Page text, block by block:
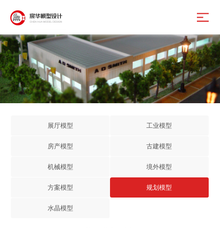
展厅模型 工业模型
房产模型 古建模型
机械模型 境外模型
方案模型 规划模型
水晶模型